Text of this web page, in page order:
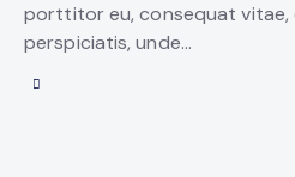
porttitor eu, consequat vitae,
perspiciatis, unde…